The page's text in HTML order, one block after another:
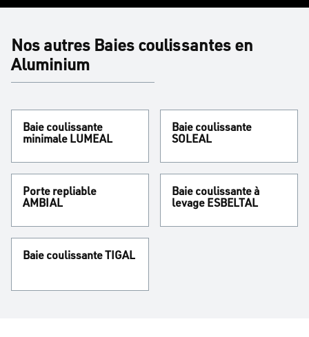
Nos autres Baies coulissantes en
Aluminium
Baie coulissante
minimale LUMEAL
Baie coulissante
SOLEAL
Porte repliable
AMBIAL
Baie coulissante à
levage ESBELTAL
Baie coulissante TIGAL